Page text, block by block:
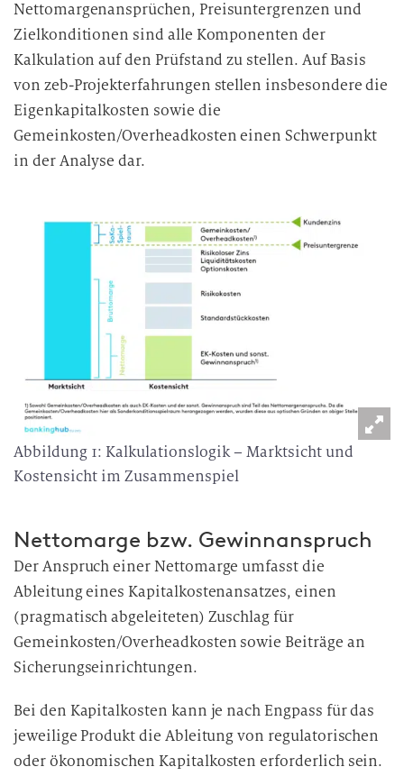
e
D
a
t
e
v
n
Nettomargenansprüchen, Preisuntergrenzen und
Zielkonditionen sind alle Komponenten der
Kalkulation auf den Prüfstand zu stellen. Auf Basis
von zeb-Projekterfahrungen stellen insbesondere die
Eigenkapitalkosten sowie die
Gemeinkosten/Overheadkosten einen Schwerpunkt
in der Analyse dar.
Abbildung 1: Kalkulationslogik – Marktsicht und
Kostensicht im Zusammenspiel
Nettomarge bzw. Gewinnanspruch
Der Anspruch einer Nettomarge umfasst die
Ableitung eines Kapitalkostenansatzes, einen
(pragmatisch abgeleiteten) Zuschlag für
Gemeinkosten/Overheadkosten sowie Beiträge an
Sicherungseinrichtungen.
Bei den Kapitalkosten kann je nach Engpass für das
jeweilige Produkt die Ableitung von regulatorischen
oder ökonomischen Kapitalkosten erforderlich sein.